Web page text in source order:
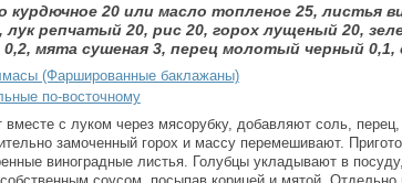
курдючное 20 или масло топленое 25, листья
репчатый 20, рис 20, горох лущеный 20,
0,2, мята сушеная 3, перец молотый черный 0,1,
(Фаршированные баклажаны)
по-восточному
вместе с луком через мясорубку, добавляют соль, перец,
замоченный горох и массу перемешивают.
виноградные листья. Голубцы укладывают в